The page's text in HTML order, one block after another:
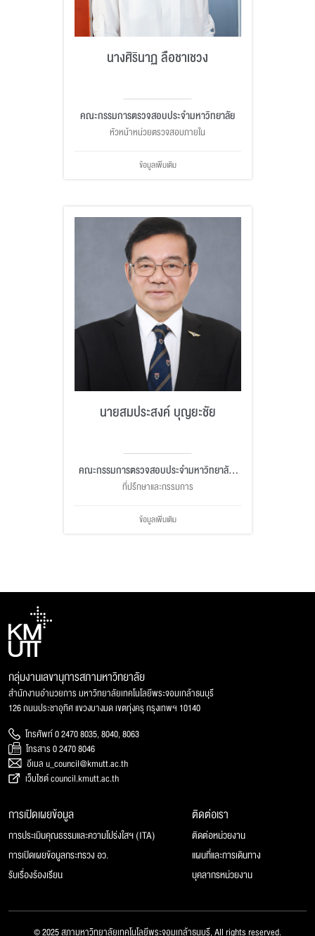
นางศิรินาฏ ลือชาเชวง
คณะกรรมการตรวจสอบประจำมหาวิทยาลัย
หัวหน้าหน่วยตรวจสอบภายใน
ข้อมูลเพิ่มเติม
นายสมประสงค์ บุญยะชัย
คณะกรรมการตรวจสอบประจำมหาวิทยาลัย,
คณะกรรมการบริหารการเงินและทรัพย์สิน
ที่ปรึกษาและกรรมการ
ข้อมูลเพิ่มเติม
กลุ่มงานเลขานุการสภามหาวิทยาลัย
สำนักงานอำนวยการ มหาวิทยาลัยเทคโนโลยีพระจอมเกล้าธนบุรี
126 ถนนประชาอุทิศ แขวงบางมด เขตทุ่งครุ กรุงเทพฯ 10140
โทรศัพท์ 0 2470 8035, 8040, 8063
โทรสาร 0 2470 8046
อีเมล u_council@kmutt.ac.th
เว็บไซต์ council.kmutt.ac.th
การเปิดเผยข้อมูล
การประเมินคุณธรรมและความโปร่งใสฯ (ITA)
การเปิดเผยข้อมูลกระทรวง อว.
รับเรื่องร้องเรียน
ติดต่อเรา
ติดต่อหน่วยงาน
แผนที่และการเดินทาง
บุคลากรหน่วยงาน
© 2025 สภามหาวิทยาลัยเทคโนโลยีพระจอมเกล้าธนบุรี, All rights reserved.